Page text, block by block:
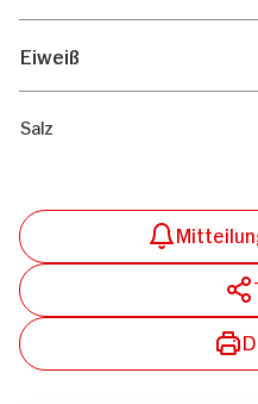
Eiweiß
Salz